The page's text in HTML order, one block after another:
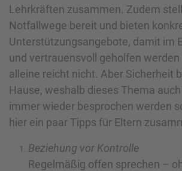
Lehrkräften zusammen. Zudem
Notfallwege bereit und bieten
Unterstützungsangebote, damit im
und vertrauensvoll geholfen werden
alleine reicht nicht. Aber Sicherheit
Hause, weshalb dieses Thema
immer wieder besprochen werden
hier ein paar Tipps für Eltern
Beziehung vor Kontrolle
Regelmäßig offen sprechen –